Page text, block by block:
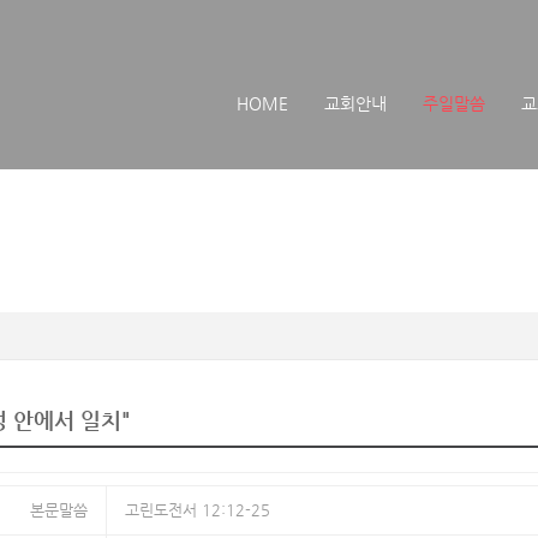
HOME 교회안내 주일말씀
안에서 일치"
본문말씀 고린도전서 12:12-25